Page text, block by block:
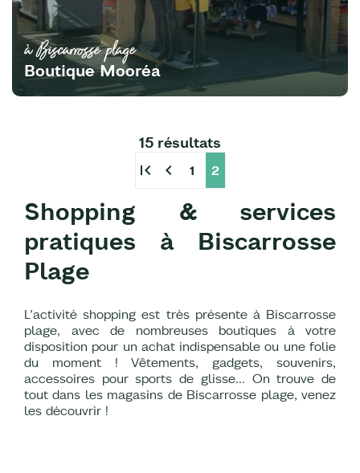
à Biscarrosse plage
Boutique Mooréa
15 résultats
first_page chevron_left 1 2
Shopping & services
pratiques à Biscarrosse
Plage
L’activité shopping est très présente à Biscarrosse
plage, avec de nombreuses boutiques à votre
disposition pour un achat indispensable ou une folie
du moment ! Vêtements, gadgets, souvenirs,
accessoires pour sports de glisse... On trouve de
tout dans les magasins de Biscarrosse plage, venez
les découvrir !